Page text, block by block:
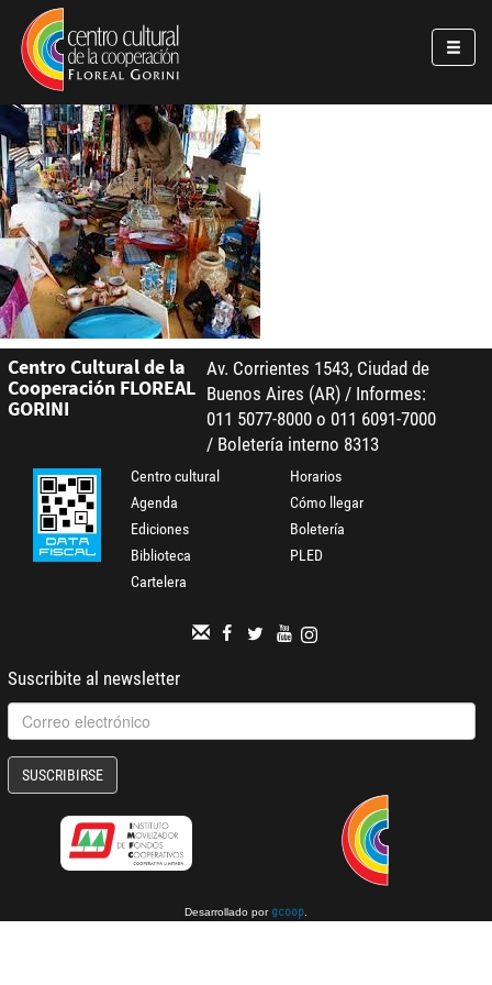
Pasar al contenido principal
Jump to main content
Centro Cultural de la
Cooperación FLOREAL
GORINI
Av. Corrientes 1543, Ciudad de
Buenos Aires (AR) / Informes:
011 5077-8000 o 011 6091-7000
/ Boletería interno 8313
Centro cultural
Agenda
Ediciones
Biblioteca
Cartelera
Horarios
Cómo llegar
Boletería
PLED
Suscribite al newsletter
SUSCRIBIRSE
Desarrollado por gcoop.